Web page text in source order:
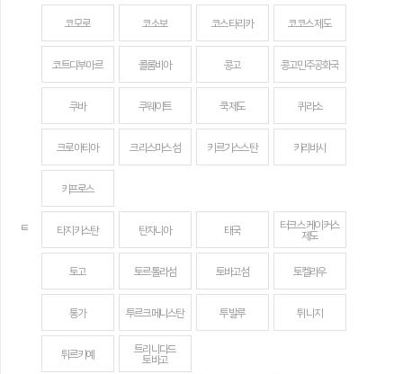
코모로 코소보 코스타리카 코코스 제도
코트디부아르 콜롬비아 콩고 콩고민주공화국
쿠바 쿠웨이트 쿡 제도 퀴라소
크로아티아 크리스마스섬 키르기스스탄 키리바시
키프로스
ㅌ 타지키스탄 탄자니아 태국
터크스 케이커스
제도
토고 토르톨라섬 토바고섬 토켈라우
통가 투르크메니스탄 투발루 튀니지
튀르키예
트리니다드
토바고